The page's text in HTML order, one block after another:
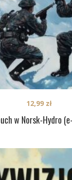
w Norsk-Hydro
12,99 zł